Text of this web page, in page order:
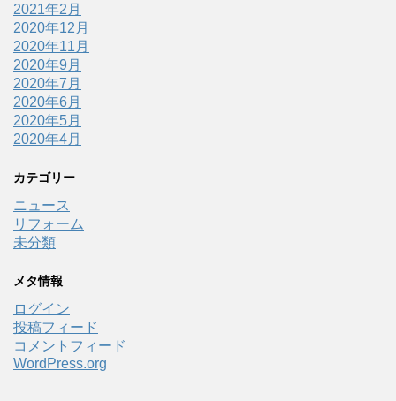
2021年2月
2020年12月
2020年11月
2020年9月
2020年7月
2020年6月
2020年5月
2020年4月
カテゴリー
ニュース
リフォーム
未分類
メタ情報
ログイン
投稿フィード
コメントフィード
WordPress.org